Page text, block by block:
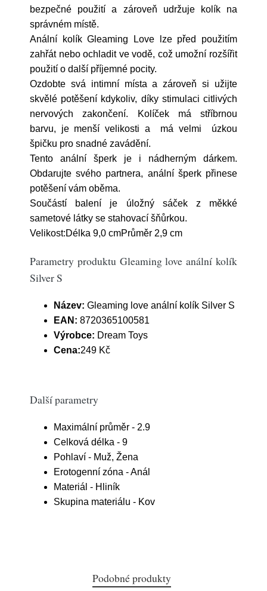
bezpečné použití a zároveň udržuje kolík na
správném místě.
Anální kolík Gleaming Love lze před použitím
zahřát nebo ochladit ve vodě, což umožní rozšířit
použití o další příjemné pocity.
Ozdobte svá intimní místa a zároveň si užijte
skvělé potěšení kdykoliv, díky stimulaci citlivých
nervových zakončení. Kolíček má stříbrnou
barvu, je menší velikosti a má velmi úzkou
špičku pro snadné zavádění.
Tento anální šperk je i nádherným dárkem.
Obdarujte svého partnera, anální šperk přinese
potěšení vám oběma.
Součástí balení je úložný sáček z měkké
sametové látky se stahovací šňůrkou.
Velikost:Délka 9,0 cmPrůměr 2,9 cm
Parametry produktu Gleaming love anální kolík
Silver S
Název: Gleaming love anální kolík Silver S
EAN: 8720365100581
Výrobce: Dream Toys
Cena:249 Kč
Další parametry
Maximální průměr - 2.9
Celková délka - 9
Pohlaví - Muž, Žena
Erotogenní zóna - Anál
Materiál - Hliník
Skupina materiálu - Kov
Podobné produkty